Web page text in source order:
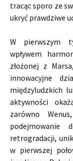
tracąc sporo ze
ukryć prawdziwe
W pierwszym
wpływem
złożonej z
innowacyjne
międzyludzkich
aktywności
zarówno
retrogradacji,
w pierwszej